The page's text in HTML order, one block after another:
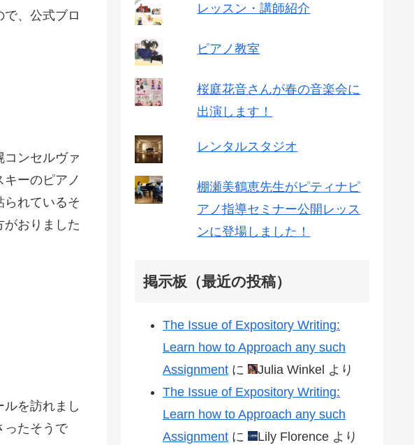
、公式ブロ
コンセルヴァ
キーのピアノ
られているそ
おりました
を訪れまし
ったそうで
レッスン・講師紹介
ピアノ教室
桜庭花音さんが春の音楽会に
出演します！
レンタルスタジオ
棚瀬美鶴恵先生がピティナピ
アノ指導セミナー公開レッス
ンに登場しました！
掲示板（最近の投稿）
The Issue of Expository Writing:
Learn how to Approach any such
Assignment に Julia Winkel より
The Issue of Expository Writing:
Learn how to Approach any such
Assignment に Lily Florence より